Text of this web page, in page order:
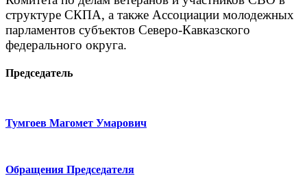
структуре СКПА, а также Ассоциации молодежных
парламентов субъектов Северо-Кавказского
федерального округа.
Председатель
Тумгоев Магомет Умарович
Обращения Председателя